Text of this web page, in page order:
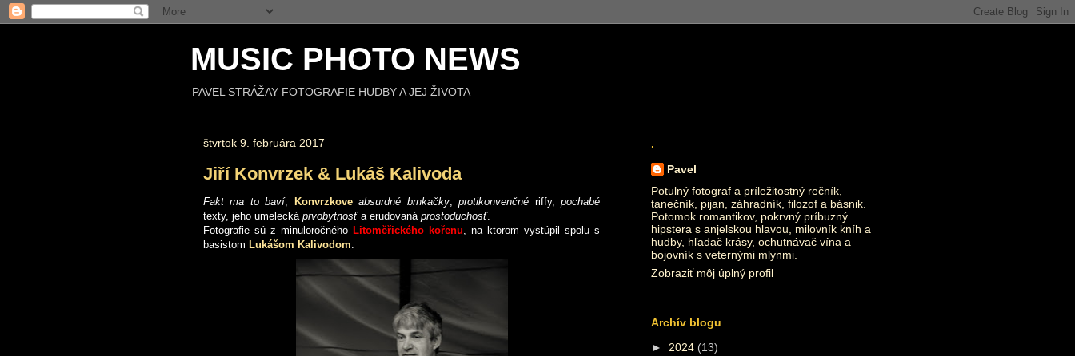
MUSIC PHOTO NEWS
PAVEL STRÁŽAY FOTOGRAFIE HUDBY A JEJ ŽIVOTA
štvrtok 9. februára 2017
Jiří Konvrzek & Lukáš Kalivoda
Fakt ma to baví, Konvrzkove absurdné brnkačky,protikonvenčné riffy,pochabé
texty, jeho umelecká prvobytnosťa erudovaná prostoduchosť.
Fotografie sú z minuloročného Litoměřického kořenu, na ktorom vystúpil spolu s
basistom Lukášom Kalivodom.
.
Pavel
Potulný fotograf a príležitostný rečník,
tanečník, pijan, záhradník, filozof a básnik.
Potomok romantikov, pokrvný príbuzný
hipstera s anjelskou hlavou, milovník kníh a
hudby, hľadač krásy, ochutnávač vína a
bojovník s veternými mlynmi.
Zobraziť môj úplný profil
Archív blogu
► 2024 (13)